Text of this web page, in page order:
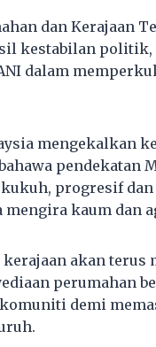
dan Kerajaan
kestabilan politik,
dalam
mengekalkan
pendekatan
progresif
mengira kaum dan
kerajaan akan
perumahan
demi